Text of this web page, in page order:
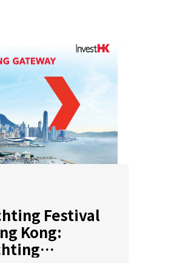
Festival
Kong: